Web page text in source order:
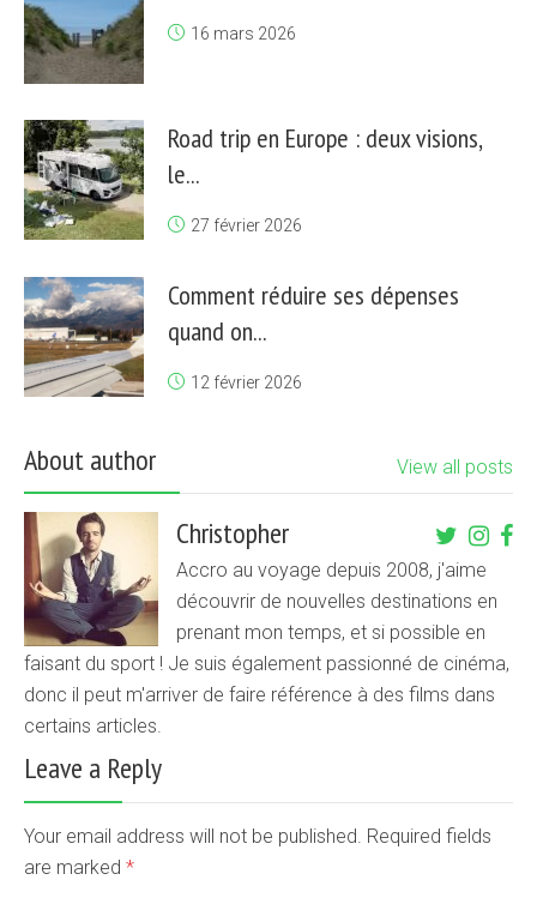
16 mars 2026
Road trip en Europe : deux visions,
le...
27 février 2026
Comment réduire ses dépenses
quand on...
12 février 2026
About author View all posts
Christopher
Accro au voyage depuis 2008, j'aime
découvrir de nouvelles destinations en
prenant mon temps, et si possible en
faisant du sport ! Je suis également passionné de cinéma,
donc il peut m'arriver de faire référence à des films dans
certains articles.
Leave a Reply
Your email address will not be published. Required fields
are marked *